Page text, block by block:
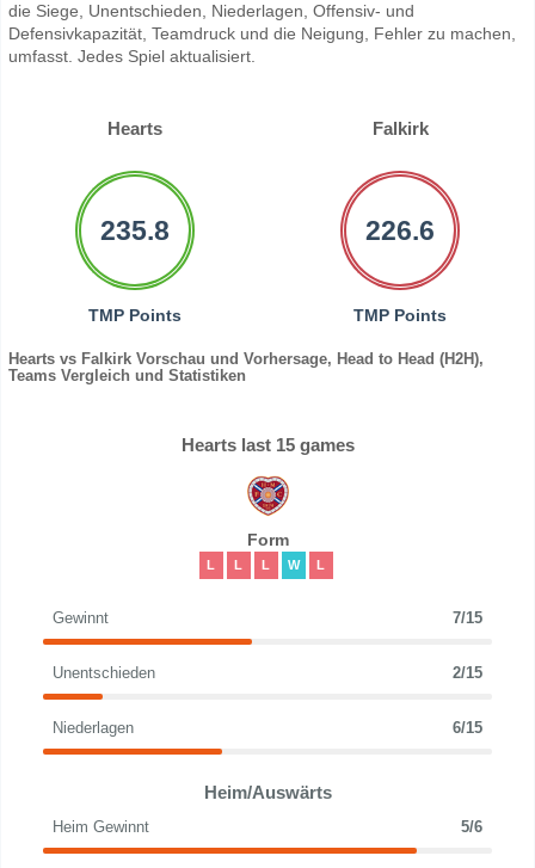
die Siege, Unentschieden, Niederlagen, Offensiv- und
Defensivkapazität, Teamdruck und die Neigung, Fehler zu machen,
umfasst. Jedes Spiel aktualisiert.
Hearts Falkirk
235.8
TMP Points
226.6
TMP Points
Hearts vs Falkirk Vorschau und Vorhersage, Head to Head (H2H),
Teams Vergleich und Statistiken
Hearts last 15 games
Form
L L L W L
Gewinnt 7/15
Unentschieden 2/15
Niederlagen 6/15
Heim/Auswärts
Heim Gewinnt 5/6